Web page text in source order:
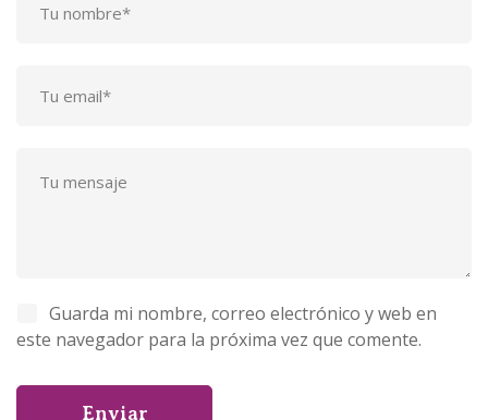
Guarda mi nombre, correo electrónico y web en
este navegador para la próxima vez que comente.